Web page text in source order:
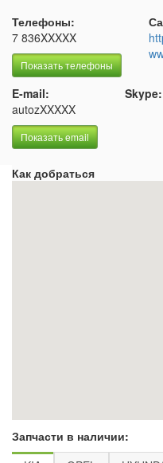
Телефоны:
7 836XXXXX
Показать телефоны
E-mail:
autozXXXXX
Показать email
Skype:
Как добраться
Запчасти в наличии: